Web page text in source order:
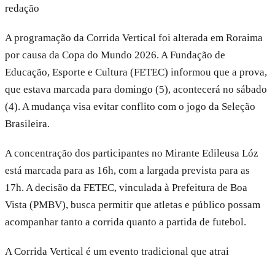
redação
A programação da Corrida Vertical foi alterada em Roraima
por causa da Copa do Mundo 2026. A Fundação de
Educação, Esporte e Cultura (FETEC) informou que a prova,
que estava marcada para domingo (5), acontecerá no sábado
(4). A mudança visa evitar conflito com o jogo da Seleção
Brasileira.
A concentração dos participantes no Mirante Edileusa Lóz
está marcada para as 16h, com a largada prevista para as
17h. A decisão da FETEC, vinculada à Prefeitura de Boa
Vista (PMBV), busca permitir que atletas e público possam
acompanhar tanto a corrida quanto a partida de futebol.
A Corrida Vertical é um evento tradicional que atrai